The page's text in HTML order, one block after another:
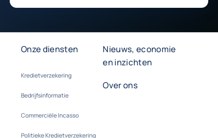
Onze diensten
Kredietverzekering
Bedrijfsinformatie
Commerciële Incasso
Politieke Kredietverzekering
Nieuws, economie
en inzichten
Over ons